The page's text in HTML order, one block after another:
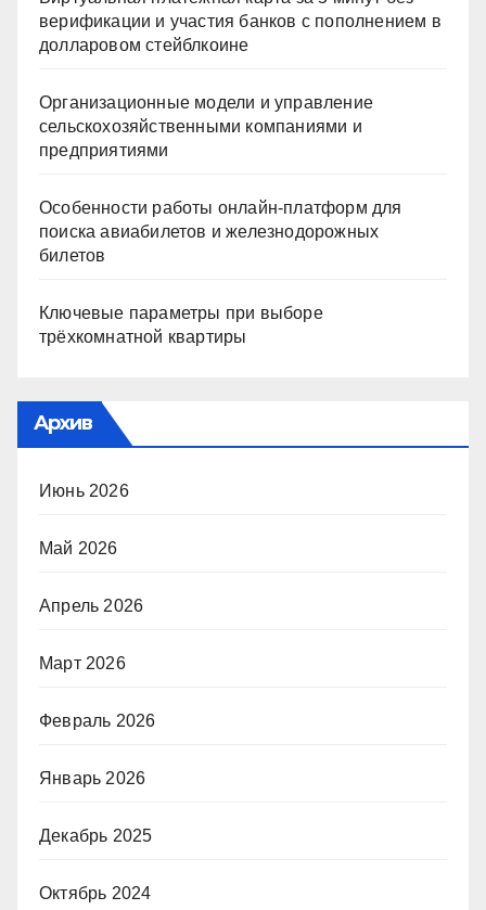
верификации и участия банков с пополнением в
долларовом стейблкоине
Организационные модели и управление
сельскохозяйственными компаниями и
предприятиями
Особенности работы онлайн-платформ для
поиска авиабилетов и железнодорожных
билетов
Ключевые параметры при выборе
трёхкомнатной квартиры
Архив
Июнь 2026
Май 2026
Апрель 2026
Март 2026
Февраль 2026
Январь 2026
Декабрь 2025
Октябрь 2024